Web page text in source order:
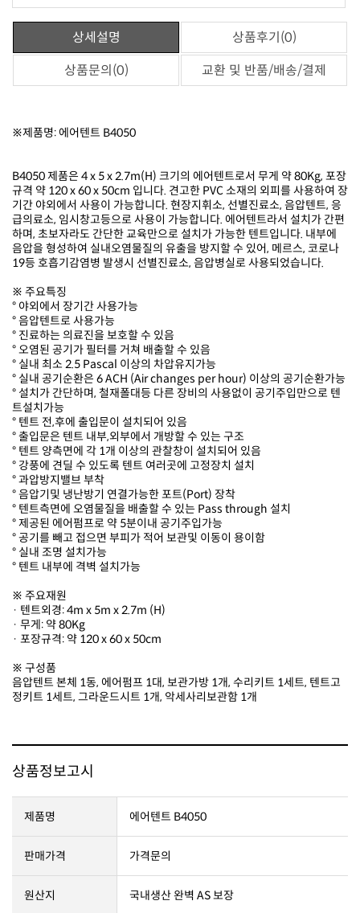
상세설명
상품후기(0)
상품문의(0)
교환 및 반품/배송/결제
※제품명: 에어텐트 B4050
19등 호흡기감염병 발생시 선별진료소, 음압병실로 사용되었습니다.
※ 주요특징
° 야외에서 장기간 사용가능
° 음압텐트로 사용가능
° 진료하는 의료진을 보호할 수 있음
° 오염된 공기가 필터를 거쳐 배출할 수 있음
° 실내 최소 2.5 Pascal 이상의 차압유지가능
° 실내 공기순환은 6 ACH (Air changes per hour) 이상의 공기순환가능
트설치가능
° 텐트 전,후에 출입문이 설치되어 있음
° 출입문은 텐트 내부,외부에서 개방할 수 있는 구조
° 텐트 양측면에 각 1개 이상의 관찰창이 설치되어 있음
° 강풍에 견딜 수 있도록 텐트 여러곳에 고정장치 설치
° 과압방지밸브 부착
° 음압기및 냉난방기 연결가능한 포트(Port) 장착
° 텐트측면에 오염물질을 배출할 수 있는 Pass through 설치
° 제공된 에어펌프로 약 5분이내 공기주입가능
° 공기를 빼고 접으면 부피가 적어 보관및 이동이 용이함
° 실내 조명 설치가능
° 텐트 내부에 격벽 설치가능
※ 주요재원
· 텐트외경: 4m x 5m x 2.7m (H)
· 무게: 약 80Kg
· 포장규격: 약 120 x 60 x 50cm
※ 구성품
정키트 1세트, 그라운드시트 1개, 악세사리보관함 1개
상품정보고시
제품명 에어텐트 B4050
판매가격 가격문의
원산지 국내생산 완벽 AS 보장